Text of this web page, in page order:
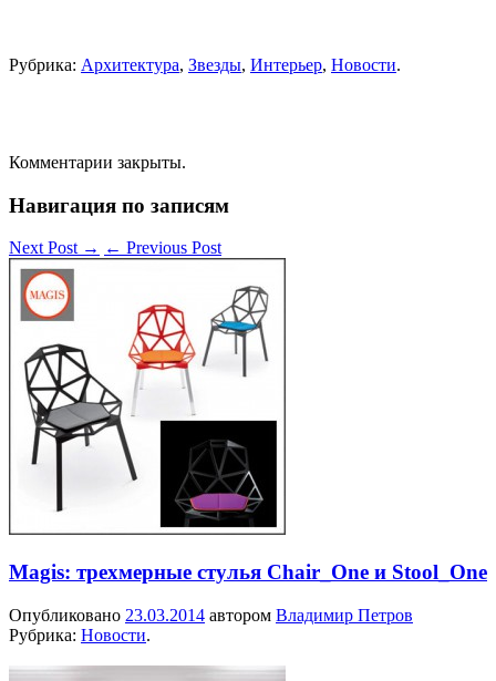
Рубрика: Архитектура, Звезды, Интерьер, Новости.
Комментарии закрыты.
Навигация по записям
Next Post → ← Previous Post
Magis: трехмерные стулья Chair_One и Stool_One
Опубликовано 23.03.2014 автором Владимир Петров
Рубрика: Новости.